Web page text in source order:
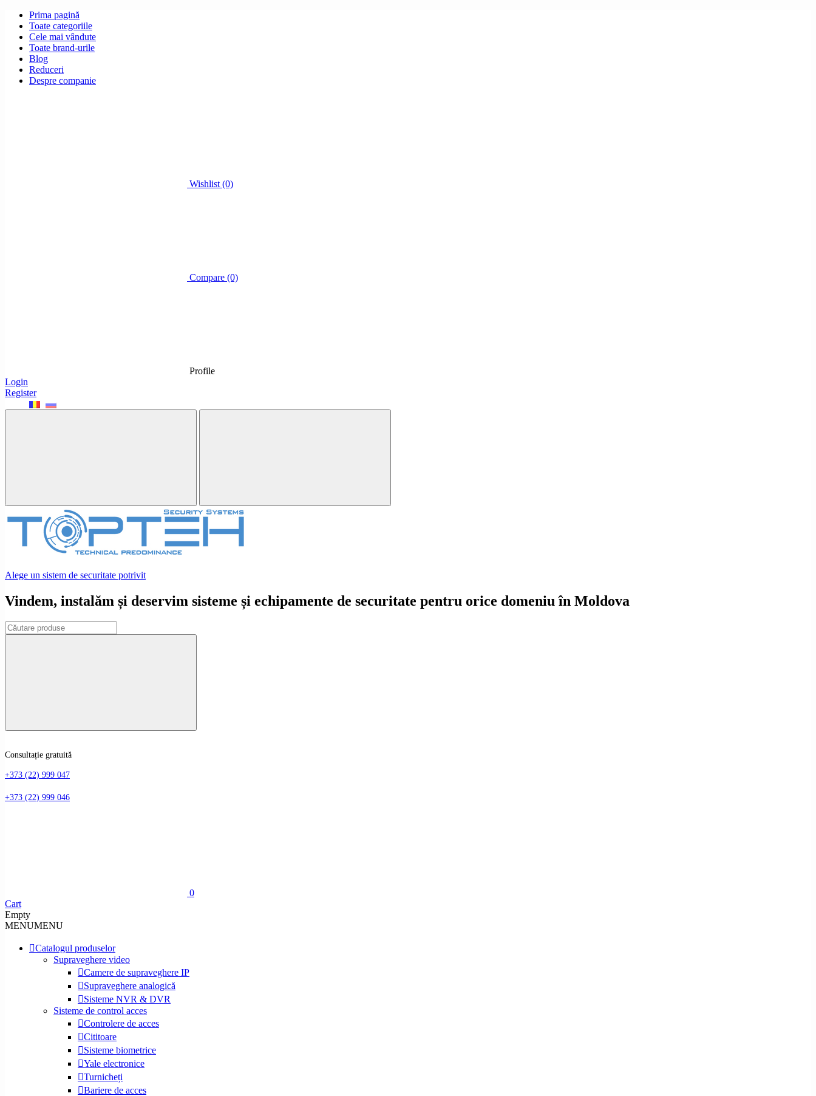
Prima pagină
Toate categoriile
Cele mai vândute
Toate brand-urile
Blog
Reduceri
Despre companie
Wishlist (0)
Compare (0)
Profile
Login
Register
Alege un sistem de securitate potrivit
Vindem, instalăm și deservim sisteme și echipamente de securitate pentru orice domeniu în Moldova
Consultație gratuită
+373 (22) 999 047
+373 (22) 999 046
0
Cart
Empty
MENUMENU
Catalogul produselor
Supraveghere video
Camere de supraveghere IP
Supraveghere analogică
Sisteme NVR & DVR
Sisteme de control acces
Controlere de acces
Cititoare
Sisteme biometrice
Yale electronice
Turnicheți
Bariere de acces